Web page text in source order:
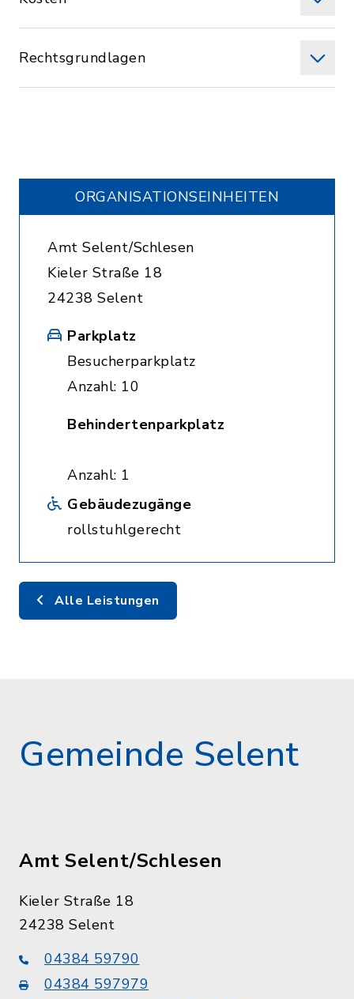
Rechtsgrundlagen
ORGANISATIONS­EINHEITEN
Amt Selent/Schlesen
Kieler Straße 18
24238 Selent
Parkplatz
Besucherparkplatz
Anzahl: 10
Behindertenparkplatz
Anzahl: 1
Gebäudezugänge
rollstuhlgerecht
Alle Leistungen
Gemeinde Selent
Amt Selent/Schlesen
Kieler Straße 18
24238 Selent
04384 59790
04384 597979